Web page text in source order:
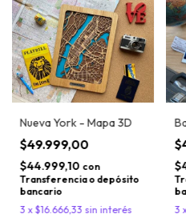
Nueva York - Mapa 3D
$49.999,00
$44.999,10 con
Transferencia o depósito
bancario
3 x $16.666,33 sin interés
3